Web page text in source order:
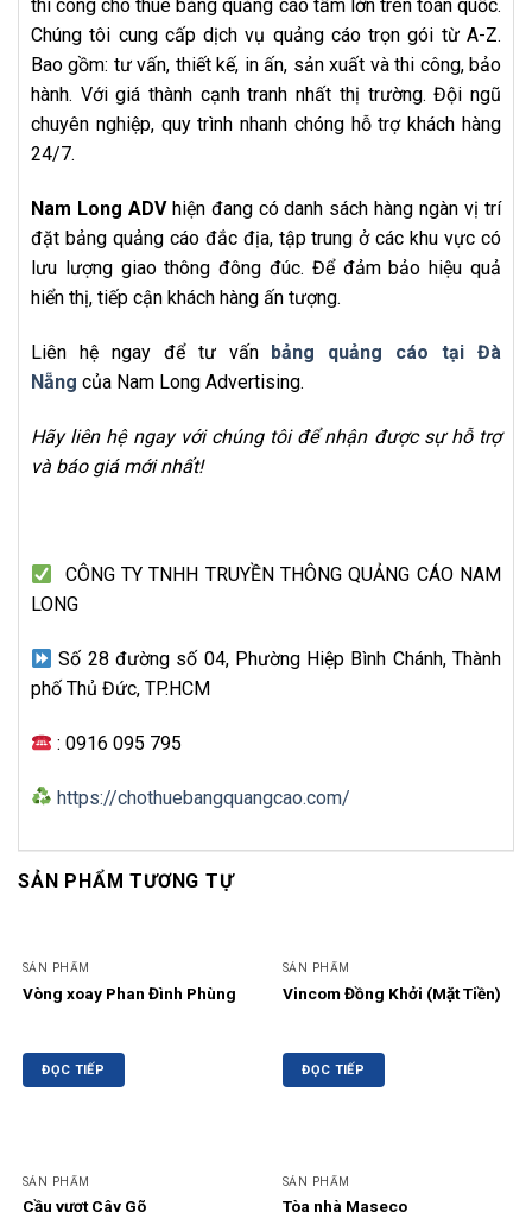
thi công cho thuê bảng quảng cáo tấm lớn trên toàn quốc.
Chúng tôi cung cấp dịch vụ quảng cáo trọn gói từ A-Z.
Bao gồm: tư vấn, thiết kế, in ấn, sản xuất và thi công, bảo
hành. Với giá thành cạnh tranh nhất thị trường. Đội ngũ
chuyên nghiệp, quy trình nhanh chóng hỗ trợ khách hàng
24/7.
Nam Long ADVhiện đang có danh sách hàng ngàn vị trí
đặt bảng quảng cáo đắc địa, tập trung ở các khu vực có
lưu lượng giao thông đông đúc. Để đảm bảo hiệu quả
hiển thị, tiếp cận khách hàng ấn tượng.
Liên hệ ngay để tư vấn bảng quảng cáo tại Đà
Nẵng của Nam Long Advertising.
Hãy liên hệ ngay với chúng tôi để nhận được sự hỗ trợ
và báo giá mới nhất!
CÔNG TY TNHH TRUYỀN THÔNG QUẢNG CÁO NAM
LONG
Số 28 đường số 04, Phường Hiệp Bình Chánh, Thành
phố Thủ Đức, TP.HCM
: 0916 095 795
https://chothuebangquangcao.com/
SẢN PHẨM TƯƠNG TỰ
SẢN PHẨM
Vòng xoay Phan Đình Phùng
ĐỌC TIẾP
SẢN PHẨM
Vincom Đồng Khởi (Mặt Tiền)
ĐỌC TIẾP
SẢN PHẨM
Cầu vượt Cây Gõ
SẢN PHẨM
Tòa nhà Maseco